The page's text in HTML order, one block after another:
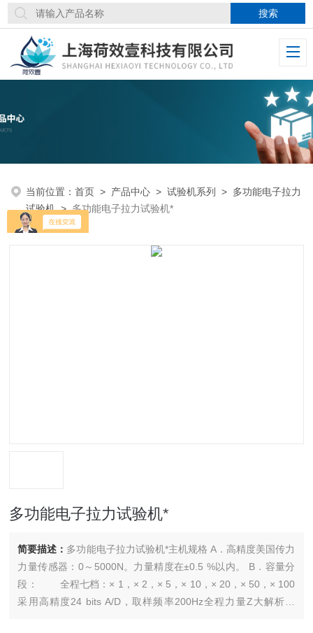
当前位置：首页 > 产品中心 >试验机系列 > 多功能电子拉力
试验机>多功能电子拉力试验机*
多功能电子拉力试验机*
简要描述： 多功能电子拉力试验机*主机规格 A．高精度美国传力
力量传感器：0～5000N。力量精度在±0.5 %以内。 B．容量分
段： 全程七档：× 1，× 2，× 5，× 10，× 20，× 50，× 100
采用高精度24 bits A/D，取样频率200Hz全程力量Z大解析度